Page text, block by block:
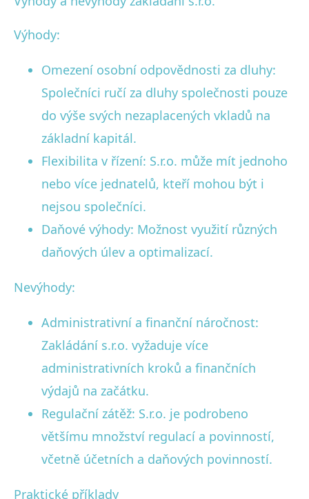
Výhody:
Omezení osobní odpovědnosti za dluhy:
Společníci ručí za dluhy společnosti pouze
do výše svých nezaplacených vkladů na
základní kapitál.
Flexibilita v řízení: S.r.o. může mít jednoho
nebo více jednatelů, kteří mohou být i
nejsou společníci.
Daňové výhody: Možnost využití různých
daňových úlev a optimalizací.
Nevýhody:
Administrativní a finanční náročnost:
Zakládání s.r.o. vyžaduje více
administrativních kroků a finančních
výdajů na začátku.
Regulační zátěž: S.r.o. je podrobeno
většímu množství regulací a povinností,
včetně účetních a daňových povinností.
Praktické příklady